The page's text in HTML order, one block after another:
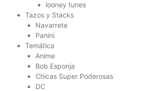
looney tunes
Tazos y Stacks
Navarrete
Panini
Temática
Anime
Bob Esponja
Chicas Super Poderosas
DC